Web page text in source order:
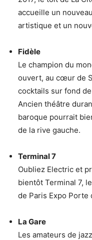
accueille un
artistique et un
Fidèle
Le champion du
ouvert, au cœur de
cocktails sur fond
Ancien théâtre
baroque pourrait
de la rive gauche.
Terminal 7
Oubliez Electric et
bientôt Terminal 7,
de Paris Expo Porte
La Gare
Les amateurs de